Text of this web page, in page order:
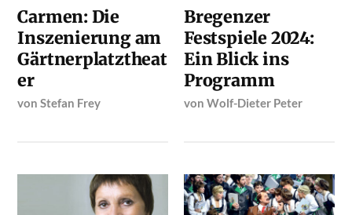
Carmen: Die
Inszenierung am
Gärtnerplatztheat
er
vonStefan Frey
Bregenzer
Festspiele 2024:
Ein Blick ins
Programm
vonWolf-Dieter Peter